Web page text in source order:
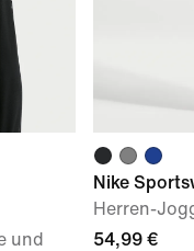
und
Nike
Herren-
54,99 €